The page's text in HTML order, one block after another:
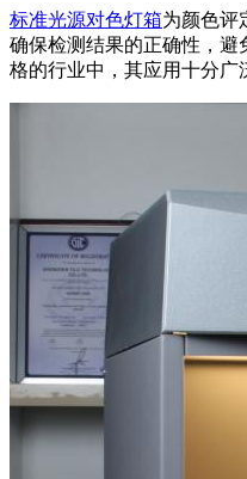
标准光源对色灯箱为颜色评
确保检测结果的正确性，
格的行业中，其应用十分广